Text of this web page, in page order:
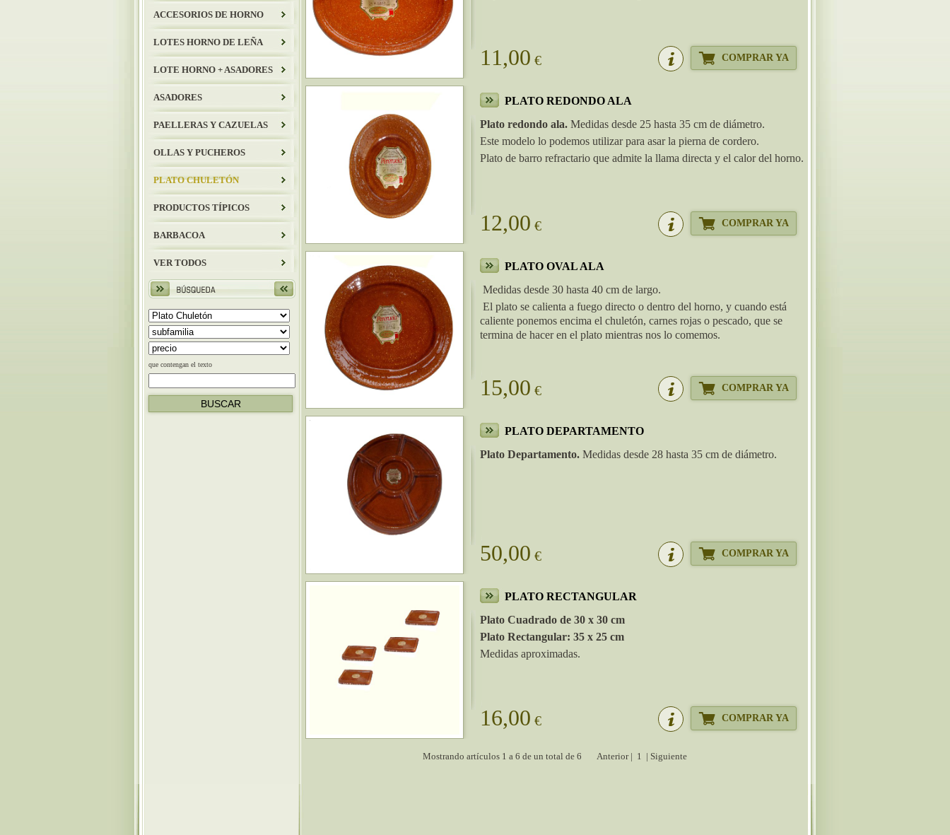
ACCESORIOS DE HORNO
LOTES HORNO DE LEÑA
LOTE HORNO + ASADORES
ASADORES
PAELLERAS Y CAZUELAS
OLLAS Y PUCHEROS
PLATO CHULETÓN
PRODUCTOS TÍPICOS
BARBACOA
VER TODOS
que contengan el texto
11,00 € COMPRAR YA
PLATO REDONDO ALA
Plato redondo ala.Medidas desde 25 hasta 35 cm de diámetro.
Este modelo lo podemos utilizar para asar la pierna de cordero.
Plato de barro refractario que admite la llama directa y el calor del horno.
12,00 € COMPRAR YA
PLATO OVAL ALA
Medidas desde 30 hasta 40 cm de largo.
El plato se calienta a fuego directo o dentro del horno, y cuando está
caliente ponemos encima el chuletón, carnes rojas o pescado, que se
termina de hacer en el plato mientras nos lo comemos.
15,00 € COMPRAR YA
PLATO DEPARTAMENTO
Plato Departamento.Medidas desde 28 hasta 35 cm de diámetro.
50,00 € COMPRAR YA
PLATO RECTANGULAR
Plato Cuadrado de 30 x 30 cm
Plato Rectangular: 35 x 25 cm
Medidas aproximadas.
16,00 € COMPRAR YA
Mostrando artículos 1 a 6 de un total de 6 Anterior | 1 | Siguiente